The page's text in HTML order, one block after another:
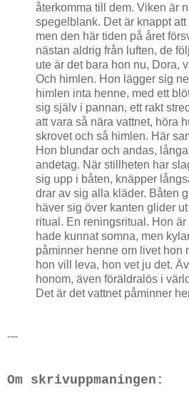
återkomma till dem. Viken är
spegelblank. Det är knappt
men den här tiden på året
nästan aldrig från luften, de
ute är det bara hon nu, Dora,
Och himlen. Hon lägger sig
himlen inta henne, med ett
sig själv i pannan, ett rakt
att vara så nära vattnet, höra
skrovet och så himlen. Här
Hon blundar och andas,
andetag. När stillheten har
sig upp i båten, knäpper
drar av sig alla kläder. Båten
häver sig över kanten glider
ritual. En reningsritual. Hon är
hade kunnat somna, men
påminner henne om livet hon
hon vill leva, hon vet ju det.
honom, även föräldralös i
Det är det vattnet påminner
---
Om skrivuppmaningen: